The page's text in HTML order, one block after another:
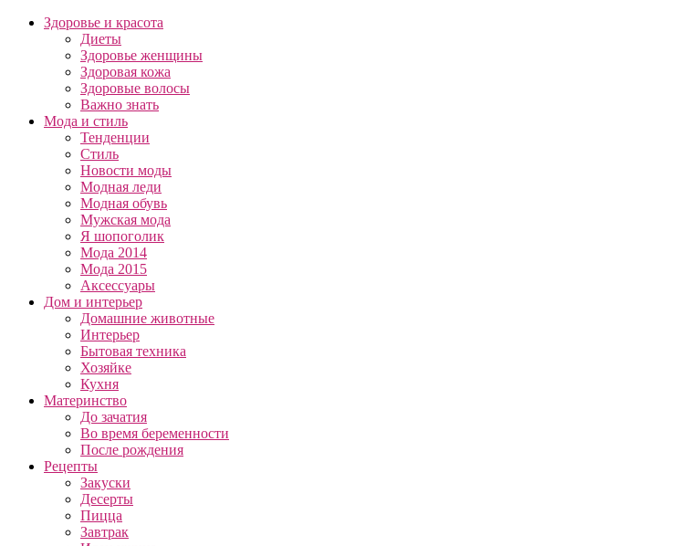
Здоровье и красота
Диеты
Здоровье женщины
Здоровая кожа
Здоровые волосы
Важно знать
Мода и стиль
Тенденции
Стиль
Новости моды
Модная леди
Модная обувь
Мужская мода
Я шопоголик
Мода 2014
Мода 2015
Аксессуары
Дом и интерьер
Домашние животные
Интерьер
Бытовая техника
Хозяйке
Кухня
Материнство
До зачатия
Во время беременности
После рождения
Рецепты
Закуски
Десерты
Пицца
Завтрак